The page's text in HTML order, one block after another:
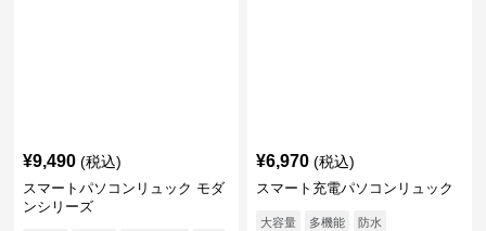
¥9,490 (税込)
スマートパソコンリュック モダ
ンシリーズ
¥6,970 (税込)
スマート充電パソコンリュック
大容量 多機能 防水